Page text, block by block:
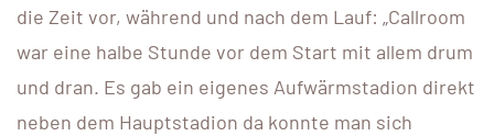
die Zeit vor, während und nach dem Lauf: „Callroom
war eine halbe Stunde vor dem Start mit allem drum
und dran. Es gab ein eigenes Aufwärmstadion direkt
neben dem Hauptstadion da konnte man sich